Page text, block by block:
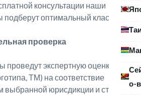
о-
консультации наши
подберут оптимальный класс
проверка
экспертную оценку
ТМ) на соответствие
выбранной юрисдикции и степени